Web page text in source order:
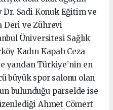
Dr. Sadi Konuk Eğitim ve
Deri ve Zührevi
Üniversitesi Sağlık
Kadın Kapalı Ceza
yandan Türkiye’nin en
büyük spor salonu olan
bulunduğu parselde ise
Ahmet Cömert